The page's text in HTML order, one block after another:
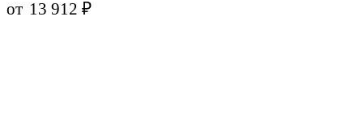
от 13 912₽